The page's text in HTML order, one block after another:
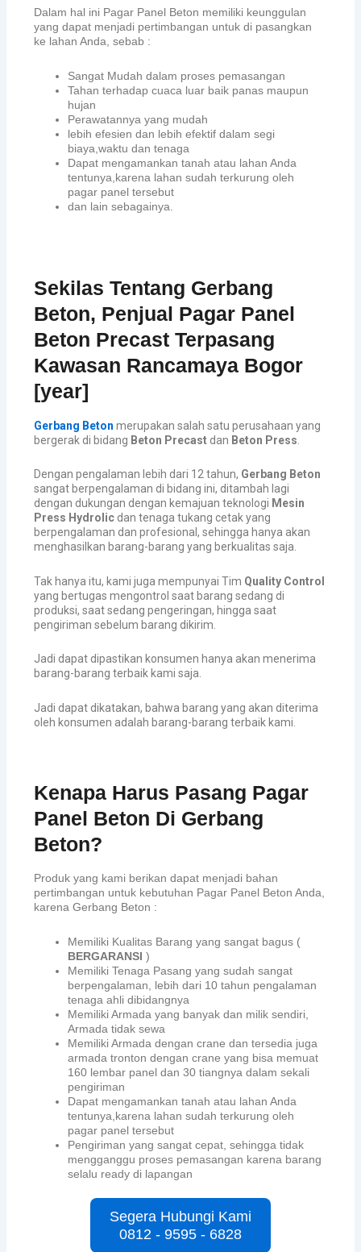
Dalam hal ini Pagar Panel Beton memiliki keunggulan
yang dapat menjadi pertimbangan untuk di pasangkan
ke lahan Anda, sebab :
Sangat Mudah dalam proses pemasangan
Tahan terhadap cuaca luar baik panas maupun
hujan
Perawatannya yang mudah
lebih efesien dan lebih efektif dalam segi
biaya,waktu dan tenaga
Dapat mengamankan tanah atau lahan Anda
tentunya,karena lahan sudah terkurung oleh
pagar panel tersebut
dan lain sebagainya.
Sekilas Tentang Gerbang
Beton, Penjual Pagar Panel
Beton Precast Terpasang
Kawasan Rancamaya Bogor
[year]
Gerbang Beton merupakan salah satu perusahaan yang
bergerak di bidang Beton Precast dan Beton Press
Dengan pengalaman lebih dari 12 tahun, Gerbang Beton
sangat berpengalaman di bidang ini, ditambah lagi
dengan dukungan dengan kemajuan teknologi Mesin
Press Hydrolic dan tenaga tukang cetak yang
berpengalaman dan profesional, sehingga hanya akan
menghasilkan barang-barang yang berkualitas saja.
Tak hanya itu, kami juga mempunyai Tim Quality Control
yang bertugas mengontrol saat barang sedang di
produksi, saat sedang pengeringan, hingga saat
pengiriman sebelum barang dikirim.
Jadi dapat dipastikan konsumen hanya akan menerima
barang-barang terbaik kami saja.
Jadi dapat dikatakan, bahwa barang yang akan diterima
oleh konsumen adalah barang-barang terbaik kami.
Kenapa Harus Pasang Pagar
Panel Beton Di Gerbang
Beton?
Produk yang kami berikan dapat menjadi bahan
pertimbangan untuk kebutuhan Pagar Panel Beton Anda,
karena Gerbang Beton :
Memiliki Kualitas Barang yang sangat bagus (
BERGARANSI )
Memiliki Tenaga Pasang yang sudah sangat
berpengalaman, lebih dari 10 tahun pengalaman
tenaga ahli dibidangnya
Memiliki Armada yang banyak dan milik sendiri,
Armada tidak sewa
Memiliki Armada dengan crane dan tersedia juga
armada tronton dengan crane yang bisa memuat
160 lembar panel dan 30 tiangnya dalam sekali
pengiriman
Dapat mengamankan tanah atau lahan Anda
tentunya,karena lahan sudah terkurung oleh
pagar panel tersebut
Pengiriman yang sangat cepat, sehingga tidak
mengganggu proses pemasangan karena barang
selalu ready di lapangan
Segera Hubungi Kami
0812 - 9595 - 6828